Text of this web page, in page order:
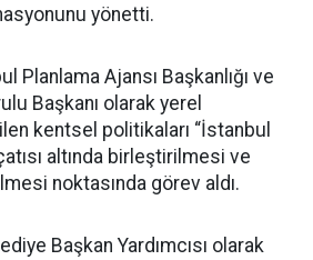
yönetti.
Planlama Ajansı Başkanlığı ve
Başkanı olarak yerel
kentsel politikaları “İstanbul
altında birleştirilmesi ve
noktasında görev aldı.
Başkan Yardımcısı olarak